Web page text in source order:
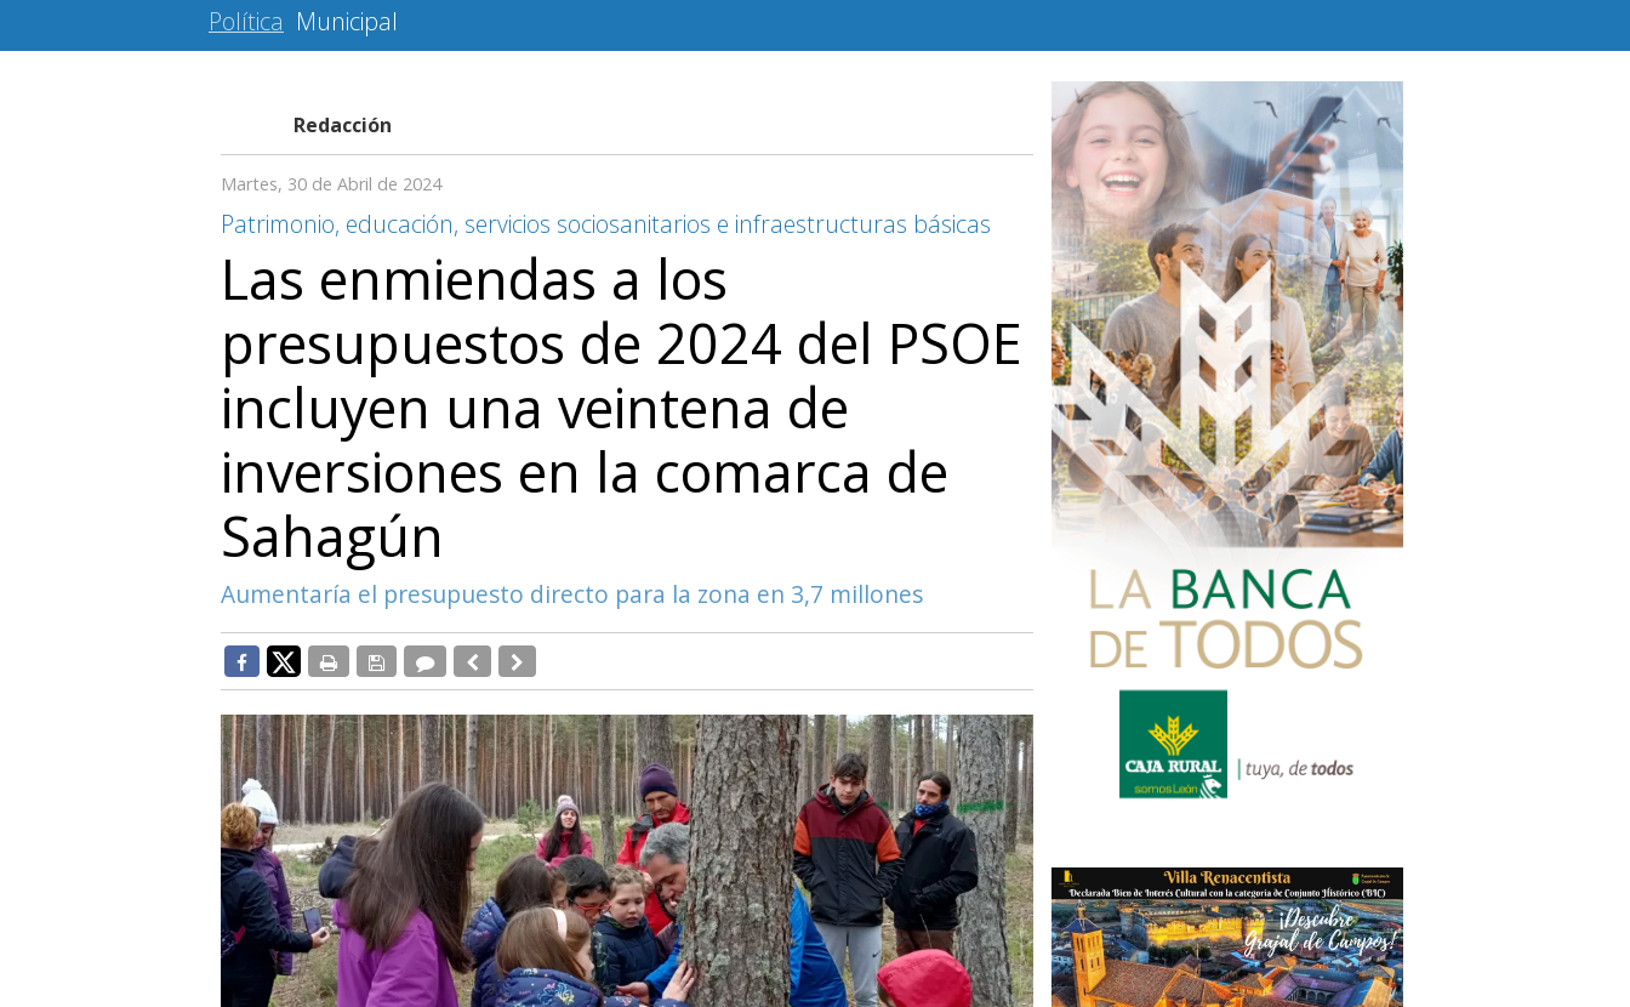
Política Municipal
Redacción
Martes, 30 de Abril de 2024
Patrimonio, educación, servicios sociosanitarios e infraestructuras básicas
Las enmiendas a los
presupuestos de 2024 del PSOE
incluyen una veintena de
inversiones en la comarca de
Sahagún
Aumentaría el presupuesto directo para la zona en 3,7 millones